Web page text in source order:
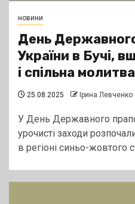
новини
День
України в Бучі,
і спільна
25.08.2025 Ірина Левченко
У День Державного
урочисті заходи
в регіоні синьо-жовтого